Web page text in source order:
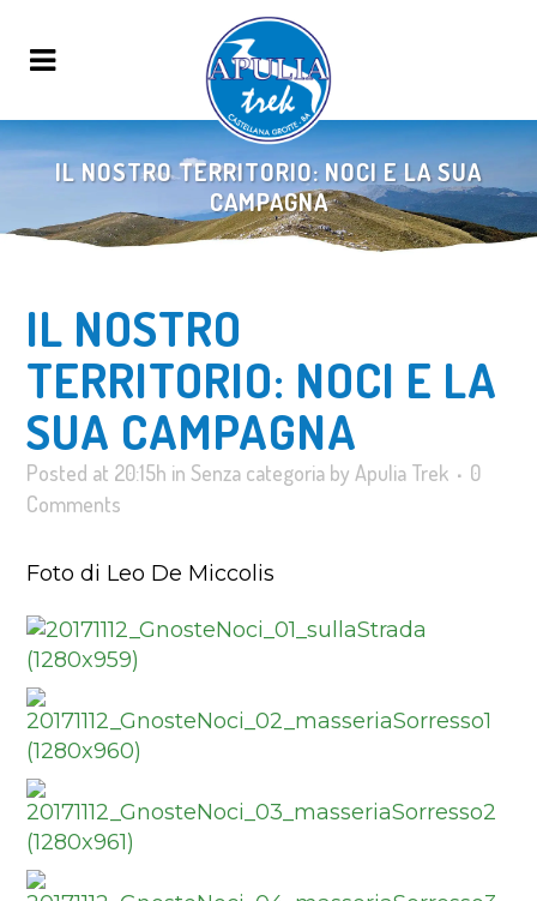
IL NOSTRO TERRITORIO: NOCI E LA SUA
CAMPAGNA
IL NOSTRO
TERRITORIO: NOCI E LA
SUA CAMPAGNA
Posted at 20:15h in Senza categoria byApulia Trek
0
Comments
Foto di Leo De Miccolis